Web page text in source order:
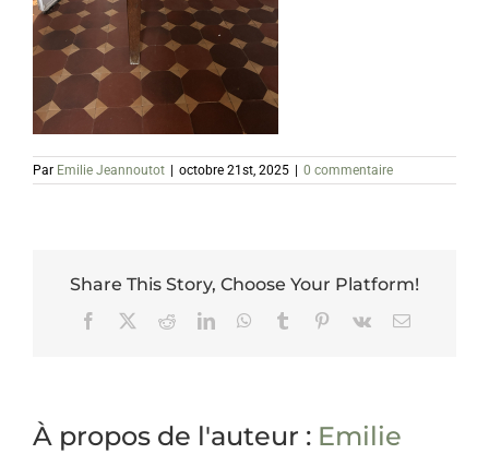
Par Emilie Jeannoutot octobre 21st, 2025 0 commentaire
Share This Story, Choose Your Platform!
Facebook RedditLinkedInWhatsApp
Tumblr Pinterest
Vk Email
À propos de l'auteur : Emilie